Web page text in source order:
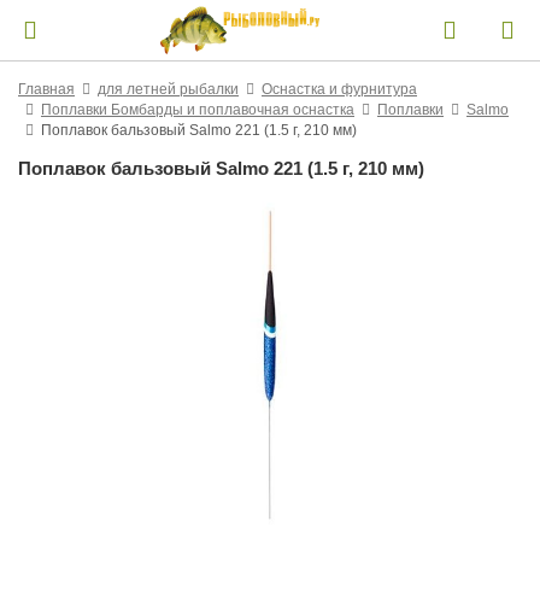
Главная для летней рыбалки
Оснастка и фурнитура
Поплавки Бомбарды и поплавочная оснастка
Поплавки
Salmo
Поплавок бальзовый Salmo 221 (1.5 г, 210 мм)
Поплавок бальзовый Salmo 221 (1.5 г, 210 мм)